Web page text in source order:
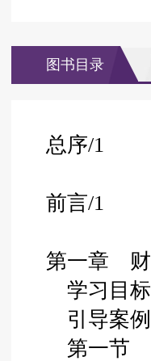
图书目录
总序/1
前言/1
第一章 财
学习目标
引导案例
第一节